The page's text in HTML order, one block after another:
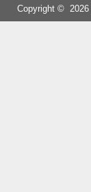
Copyright © 2026